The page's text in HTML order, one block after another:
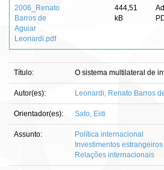
2006_Renato
Barros de
Aguiar
Leonardi.pdf
444,51
kB
Título: O sistema multilateral de
Autor(es): Leonardi, Renato Barros
Orientador(es): Sato, Eiiti
Assunto:
Política internacional
Investimentos estrangeiros
Relações internacionais